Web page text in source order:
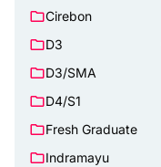
Cirebon
D3
D3/SMA
D4/S1
Fresh Graduate
Indramayu